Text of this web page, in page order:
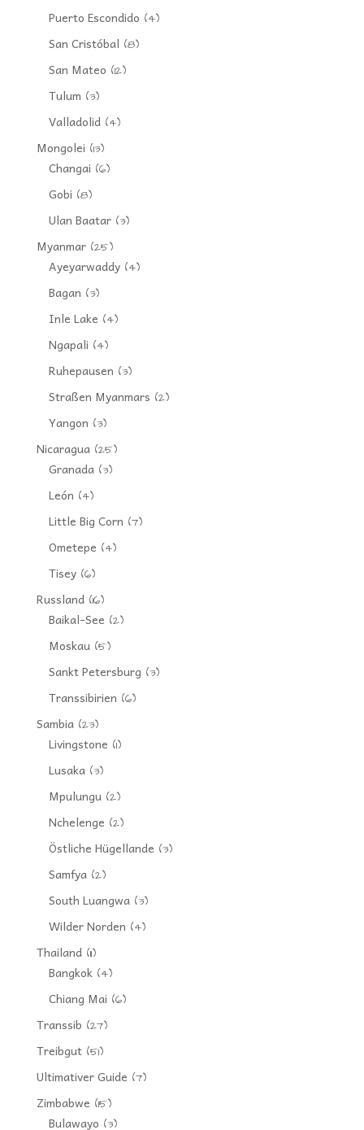
Puerto Escondido (4)
San Cristóbal (8)
San Mateo (12)
Tulum (3)
Valladolid(4)
Mongolei (13)
Changai (6)
Gobi (8)
Ulan Baatar(3)
Myanmar(25)
Ayeyarwaddy(4)
Bagan (3)
Inle Lake (4)
Ngapali (4)
Ruhepausen (3)
Straßen Myanmars (2)
Yangon (3)
Nicaragua(25)
Granada(3)
León (4)
Little Big Corn (7)
Ometepe (4)
Tisey(6)
Russland(16)
Baikal-See (2)
Moskau(5)
Sankt Petersburg (3)
Transsibirien (6)
Sambia(23)
Livingstone (1)
Lusaka(3)
Mpulungu(2)
Nchelenge (2)
Östliche Hügellande (3)
Samfya(2)
South Luangwa(3)
Wilder Norden (4)
Thailand(11)
Bangkok(4)
Chiang Mai (6)
Transsib (27)
Treibgut(51)
Ultimativer Guide (7)
Zimbabwe (15)
Bulawayo (3)